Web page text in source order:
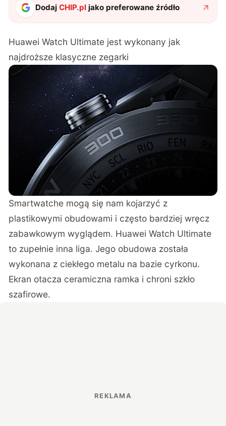
DodajCHIP.pl jako preferowane źródło
Huawei Watch Ultimate jest wykonany jak
najdroższe klasyczne zegarki
Smartwatche mogą się nam kojarzyć z
plastikowymi obudowami i często bardziej wręcz
zabawkowym wyglądem. Huawei Watch Ultimate
to zupełnie inna liga. Jego obudowa została
wykonana z ciekłego metalu na bazie cyrkonu.
Ekran otacza ceramiczna ramka i chroni szkło
szafirowe.